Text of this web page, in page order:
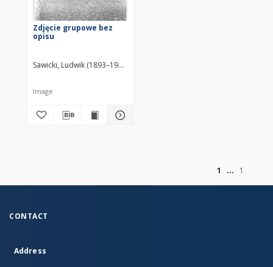
Zdjęcie grupowe bez
opisu
Sawicki, Ludwik (1893–1972)
Image
1
1
CONTACT
Address